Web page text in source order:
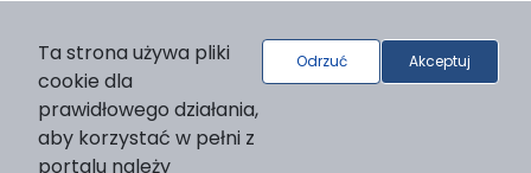
O platformie
© 2026 Bankowy Fundusz Gwarancyjny
Support & Customization by LIBCOM
Platform & Workflow by OJS/PKP
Ta strona używa pliki
cookie dla
prawidłowego działania,
aby korzystać w pełni z
portalu należy
Odrzuć Akceptuj